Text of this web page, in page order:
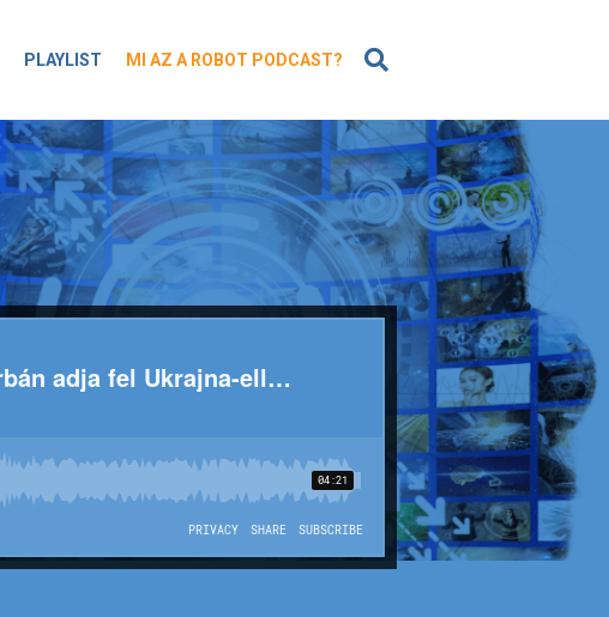
PLAYLIST MI AZ A ROBOT PODCAST?